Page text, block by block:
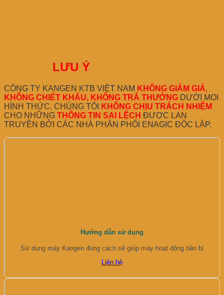
LƯU Ý
CÔNG TY KANGEN KTB VIỆT NAM KHÔNG GIẢM GIÁ,
KHÔNG CHIẾT KHẤU, KHÔNG TRẢ THƯỞNG DƯỚI MỌI
HÌNH THỨC. CHÚNG TÔI
KHÔNG CHỊU TRÁCH NHIỆM
CHO NHỮNG THÔNG TIN SAI LỆCH ĐƯỢC LAN
TRUYỀN BỞI CÁC NHÀ PHÂN PHỐI ENAGIC ĐỘC LẬP.
Hướng dẫn sử dụng
Sử dụng máy Kangen đúng cách sẽ giúp máy hoạt động bền bỉ
Liên hệ